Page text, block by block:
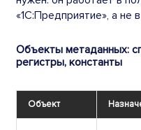
«1С:Предприятие», а не
Объекты метаданных:
регистры, константы
Объект